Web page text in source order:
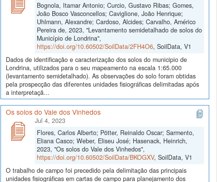
Bognola, Itamar Antonio; Curcio, Gustavo Ribas; Gomes,
João Bosco Vasconcellos; Caviglione, João Henrique;
Uhlmann, Alexandre; Cardoso, Alcides; Carvalho, Américo
Pereira de, 2023, "Levantamento semidetalhado de solos do
Município de Londrina",
https://doi.org/10.60502/SoilData/2FH4O6, SoilData, V1
Dados de identificação e caracterização dos solos do municipio de
Londrina, utilizados para o seu mapeamento na escala 1:65.000
(levantamento semidetalhado). As observações do solo foram obtidas
pela prospecção das diferentes unidades fisiográficas delimitadas após
a interpretaçã...
Os solos do Vale dos Vinhedos
Jul 4, 2023
Flores, Carlos Alberto; Pötter, Reinaldo Oscar; Sarmento,
Eliana Casco; Weber, Eliseu José; Hasenack, Heinrich,
2023, "Os solos do Vale dos Vinhedos",
https://doi.org/10.60502/SoilData/BKOGXV, SoilData, V1
O trabalho de campo foi precedido pela delimitação das principais
unidades fisiográficas em cartas de campo para planejamento dos